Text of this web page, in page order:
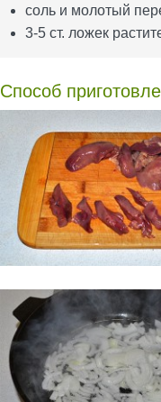
соль и молотый
3-5 ст. ложек
Способ